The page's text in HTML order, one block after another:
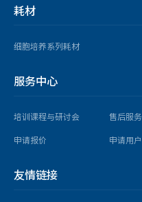
耗材
细胞培养系列耗材
服务中心
培训课程与研讨会 售后服务
申请报价
申请用
友情链接